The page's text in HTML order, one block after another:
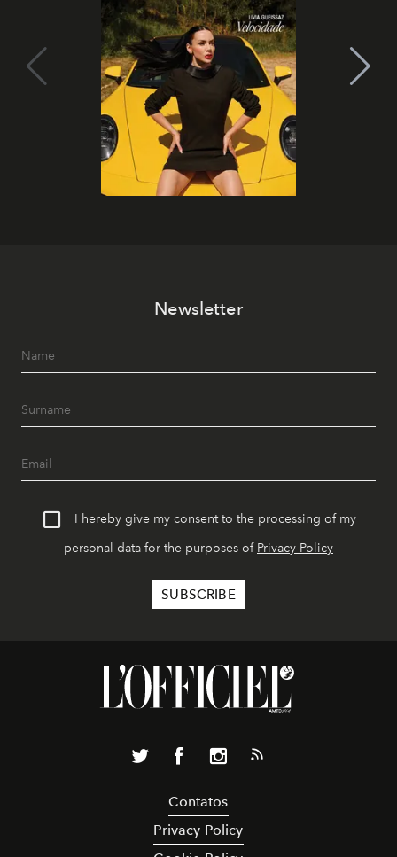
Newsletter
I hereby give my consent to the processing of my
personal data for the purposes of Privacy Policy
Contatos
Privacy Policy